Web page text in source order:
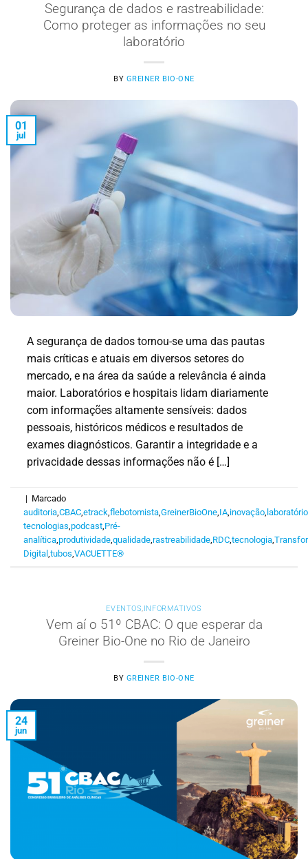
Segurança de dados e rastreabilidade:
Como proteger as informações no seu
laboratório
BY GREINER BIO-ONE
01
jul
A segurança de dados tornou-se uma das pautas
mais críticas e atuais em diversos setores do
mercado, e na área da saúde a relevância é ainda
maior. Laboratórios e hospitais lidam diariamente
com informações altamente sensíveis: dados
pessoais, históricos médicos e resultados de
exames diagnósticos. Garantir a integridade e a
privacidade dessas informações não é […]
| Marcado
auditoria,CBAC,etrack,flebotomista,GreinerBioOne,IA,inovação, laboratório
tecnologias,podcast,Pré-
analítica,produtividade,qualidade,rastreabilidade,RDC,tecnologia,
Digital,tubos,VACUETTE®
EVENTOS, INFORMATIVOS
Vem aí o 51º CBAC: O que esperar da
Greiner Bio-One no Rio de Janeiro
BY GREINER BIO-ONE
24
jun